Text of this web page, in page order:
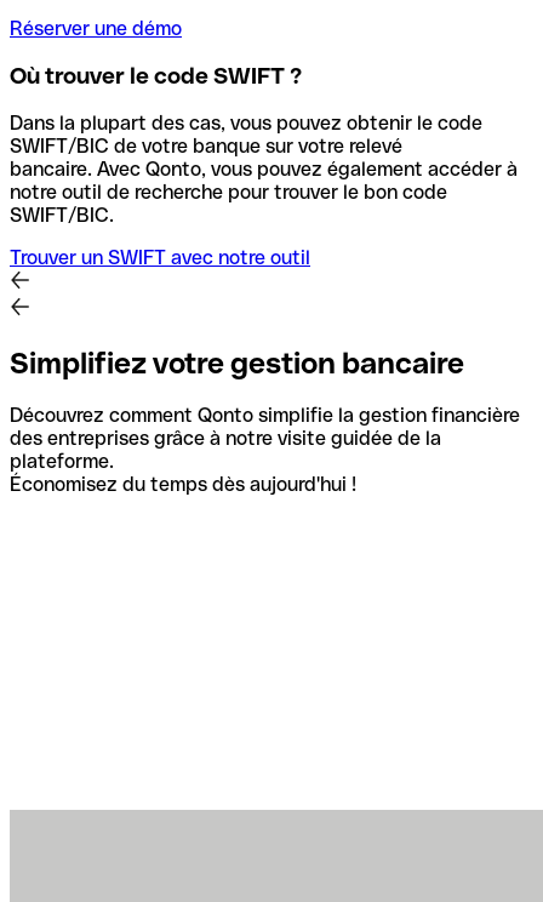
Réserver une démo
Où trouver le code SWIFT ?
Dans la plupart des cas, vous pouvez obtenir le code
SWIFT/BIC de votre banque sur votre relevé
bancaire. Avec Qonto, vous pouvez également accéder à
notre outil de recherche pour trouver le bon code
SWIFT/BIC.
Trouver un SWIFT avec notre outil
Simplifiez votre gestion bancaire
Découvrez comment Qonto simplifie la gestion financière
des entreprises grâce à notre visite guidée de la
plateforme.
Économisez du temps dès aujourd'hui !